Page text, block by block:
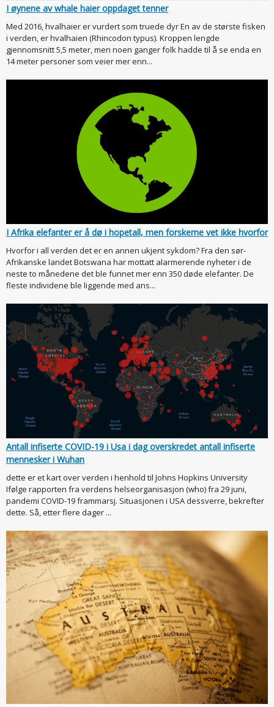
I øynene av whale haier oppdaget tenner
Med 2016, hvalhaier er vurdert som truede dyr En av de største fisken
i verden, er hvalhaien (Rhincodon typus). Kroppen lengde
gjennomsnitt 5,5 meter, men noen ganger folk hadde til å se enda en
14 meter personer som veier mer enn...
I Afrika elefanter er å dø i hopetall, men forskerne vet ikke hvorfor
Hvorfor i all verden det er en annen ukjent sykdom? Fra den sør-
Afrikanske landet Botswana har mottatt alarmerende nyheter i de
neste to månedene det ble funnet mer enn 350 døde elefanter. De
fleste individene ble liggende med ans...
Antall infiserte COVID-19 i Usa i dag overskredet antall infiserte
mennesker i Wuhan
dette er et kart over verden i henhold til Johns Hopkins University
Ifølge rapporten fra verdens helseorganisasjon (who) fra 29 juni,
pandemi COVID-19 frammarsj. Situasjonen i USA dessverre, bekrefter
dette. Så, etter flere dager ...